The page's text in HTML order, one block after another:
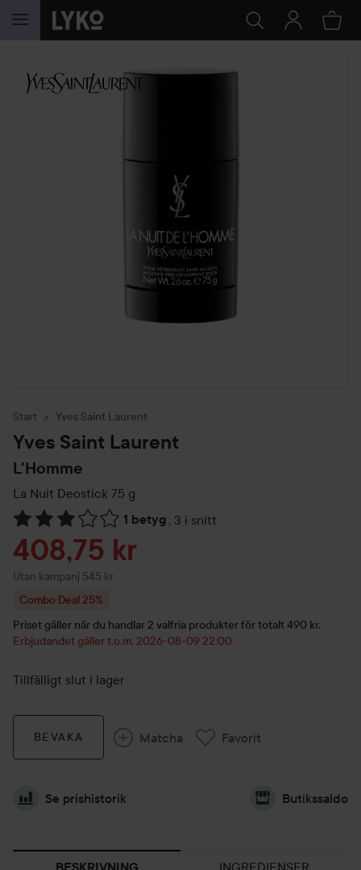
HOPPA TILL INNEHÅLLET
Start Yves Saint Laurent
Yves Saint Laurent
L'Homme
La Nuit Deostick 75 g
1 betyg , 3 i snitt
Hoppa till Betyg & kommentarer
Reapris
408,75 kr
Utan kampanj 545 kr
Combo Deal 25%
Priset gäller när du handlar 2 valfria produkter för totalt 490 kr.
Erbjudandet gäller t.o.m. 2026-08-09 22:00
Tillfälligt slut i lager
BEVAKA Matcha Favorit
Se prishistorik Butikssaldo
INGREDIENSER